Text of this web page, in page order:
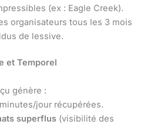
(ex : Eagle Creek).
organisateurs tous les 3 mois
de lessive.
et Temporel
génère :
jour récupérées.
superflus(visibilité des